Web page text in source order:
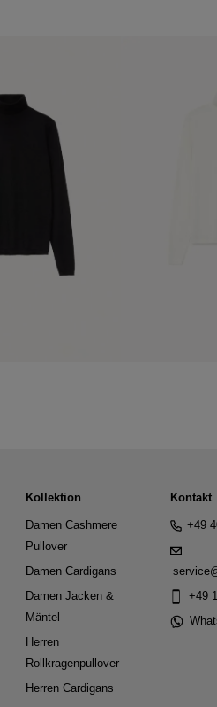
Kollektion
Damen Cashmere
Pullover
Damen Cardigans
Damen Jacken &
Mäntel
Herren
Rollkragenpullover
Herren Cardigans
Kontakt
+49
+49